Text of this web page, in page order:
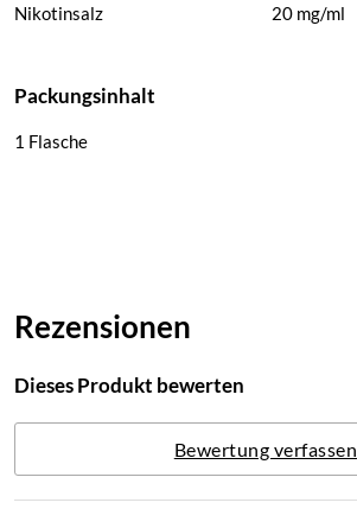
Nikotinsalz 20 mg/ml
Packungsinhalt
1 Flasche
Rezensionen
Dieses Produkt bewerten
Bewertung verfassen